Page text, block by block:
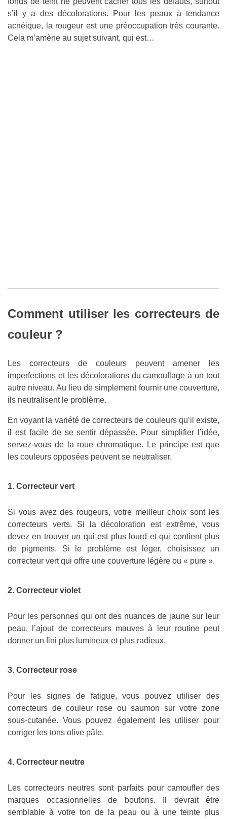
s’il y a des décolorations. Pour les peaux à tendance
acnéique, la rougeur est une préoccupation très courante.
Cela m’amène au sujet suivant, qui est…
Comment utiliser les correcteurs de
couleur ?
Les correcteurs de couleurs peuvent amener les
imperfections et les décolorations du camouflage à un tout
autre niveau. Au lieu de simplement fournir une couverture,
ils neutralisent le problème.
En voyant la variété de correcteurs de couleurs qu’il existe,
il est facile de se sentir dépassée. Pour simplifier l’idée,
servez-vous de la roue chromatique. Le principe est que
les couleurs opposées peuvent se neutraliser.
1. Correcteur vert
Si vous avez des rougeurs, votre meilleur choix sont les
correcteurs verts. Si la décoloration est extrême, vous
devez en trouver un qui est plus lourd et qui contient plus
de pigments. Si le problème est léger, choisissez un
correcteur vert qui offre une couverture légère ou « pure ».
2. Correcteur violet
Pour les personnes qui ont des nuances de jaune sur leur
peau, l’ajout de correcteurs mauves à leur routine peut
donner un fini plus lumineux et plus radieux.
3. Correcteur rose
Pour les signes de fatigue, vous pouvez utiliser des
correcteurs de couleur rose ou saumon sur votre zone
sous-cutanée. Vous pouvez également les utiliser pour
corriger les tons olive pâle.
4. Correcteur neutre
Les correcteurs neutres sont parfaits pour camoufler des
marques occasionnelles de boutons. Il devrait être
semblable à votre ton de la peau ou à une teinte plus